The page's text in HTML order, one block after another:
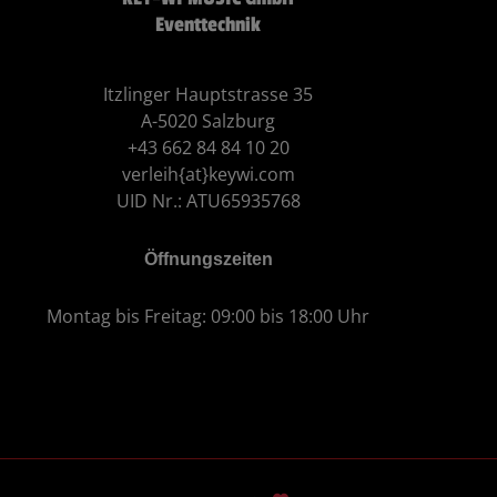
Eventtechnik
Itzlinger Hauptstrasse 35
A-5020 Salzburg
+43 662 84 84 10 20
verleih{at}keywi.com
UID Nr.: ATU65935768
Öffnungszeiten
Montag bis Freitag: 09:00 bis 18:00 Uhr